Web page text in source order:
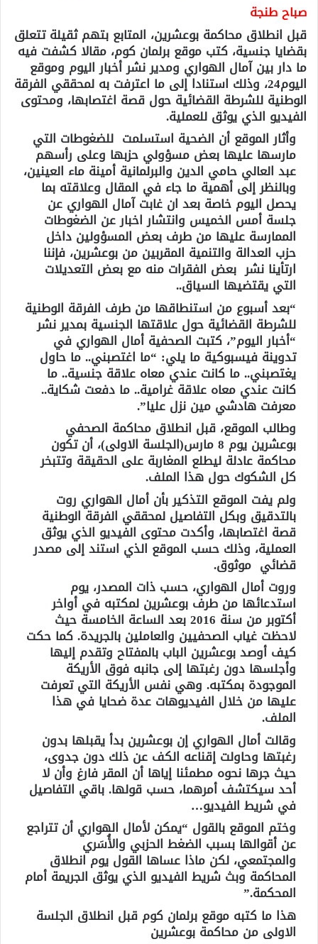
صباح طنجة
قبل انطلاق محاكمة بوعشرين، المتابع بتهم ثقيلة تتعلق
بقضايا جنسية، كتب موقع برلمان كوم، مقالا كشفت فيه
ما دار بين آمال الهواري ومدير نشر أخبار اليوم وموقع
اليوم24، وذلك استنادا إلى ما اعترفت به لمحققي الفرقة
الوطنية للشرطة القضائية حول قصة اغتصابها، ومحتوى
الفيديو الذي يوثق للعملية.
وأثار الموقع أن الضحية استسلمت للضغوطات التي
مارسها عليها بعض مسؤولي حزبها وعلى رأسهم
عبد العالي حامي الدين والبرلمانية أمينة ماء العينين،
وبالنظر إلى أهمية ما جاء في المقال وعلاقته بما
يحصل اليوم خاصة بعد ان غابت آمال الهواري عن
جلسة أمس الخميس وانتشار اخبار عن الضغوطات
الممارسة عليها من طرف بعض المسؤولين داخل
حزب العدالة والتنمية المقربين من بوعشرين، فإننا
ارتأينا نشر بعض الفقرات منه مع بعض التعديلات
التي يقتضيها السياق..
“بعد أسبوع من استنطاقها من طرف الفرقة الوطنية
للشرطة القضائية حول علاقتها الجنسية بمدير نشر
“أخبار اليوم”، كتبت الصحفية أمال الهواري في
تدوينة فيسبوكية ما يلي: “ما اغتصبني.. ما حاول
يغتصبني.. ما كانت عندي معاه علاقة جنسية.. ما
كانت عندي معاه علاقة غرامية.. ما دفعت شكاية..
معرفت هادشي مين نزل عليا”.
وطالب الموقع، قبل انطلاق محاكمة الصحفي
بوعشرين يوم 8 مارس(الجلسة الاولى)، أن تكون
محاكمة عادلة ليطلع المغاربة على الحقيقة وتتبخر
كل الشكوك حول هذا الملف.
ولم يفت الموقع التذكير بأن أمال الهواري روت
بالتدقيق وبكل التفاصيل لمحققي الفرقة الوطنية
قصة اغتصابها، وأكدت محتوى الفيديو الذي يوثق
العملية، وذلك حسب الموقع الذي استند إلى مصدر
قضائي موثوق.
وروت أمال الهواري، حسب ذات المصدر، يوم
استدعائها من طرف بوعشرين لمكتبه في أواخر
أكتوبر من سنة 2016 بعد الساعة الخامسة حيث
لاحظت غياب الصحفيين والعاملين بالجريدة. كما حكت
كيف أوصد بوعشرين الباب بالمفتاح وتقدم إليها
وأجلسها دون رغبتها إلى جانبه فوق الأريكة
الموجودة بمكتبه. وهي نفس الأريكة التي تعرفت
عليها من خلال الفيديوهات عدة ضحايا في هذا
الملف.
وقالت أمال الهواري إن بوعشرين بدأ يقبلها بدون
رغبتها وحاولت إقناعه الكف عن ذلك دون جدوى،
حيث جرها نحوه مطمئنا إياها أن المقر فارغ وأن لا
أحد سيكتشف أمرهما، حسب قولها. باقي التفاصيل
في شريط الفيديو…
وختم الموقع بالقول “يمكن لأمال الهواري أن تتراجع
عن أقوالها بسبب الضغط الحزبي والأُسَري
والمجتمعي، لكن ماذا عساها القول يوم انطلاق
المحاكمة وبث شريط الفيديو الذي يوثق الجريمة أمام
المحكمة.”
هذا ما كتبه موقع برلمان كوم قبل انطلاق الجلسة
الاولى من محاكمة بوعشرين